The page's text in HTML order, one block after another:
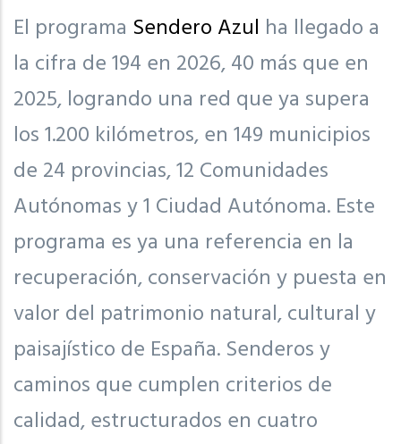
El programa Sendero Azul ha llegado a
la cifra de 194 en 2026, 40 más que en
2025, logrando una red que ya supera
los 1.200 kilómetros, en 149 municipios
de 24 provincias, 12 Comunidades
Autónomas y 1 Ciudad Autónoma. Este
programa es ya una referencia en la
recuperación, conservación y puesta en
valor del patrimonio natural, cultural y
paisajístico de España. Senderos y
caminos que cumplen criterios de
calidad, estructurados en cuatro